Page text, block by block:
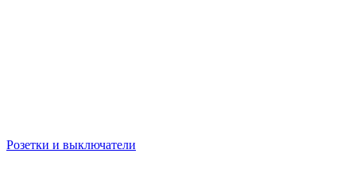
Розетки и выключатели